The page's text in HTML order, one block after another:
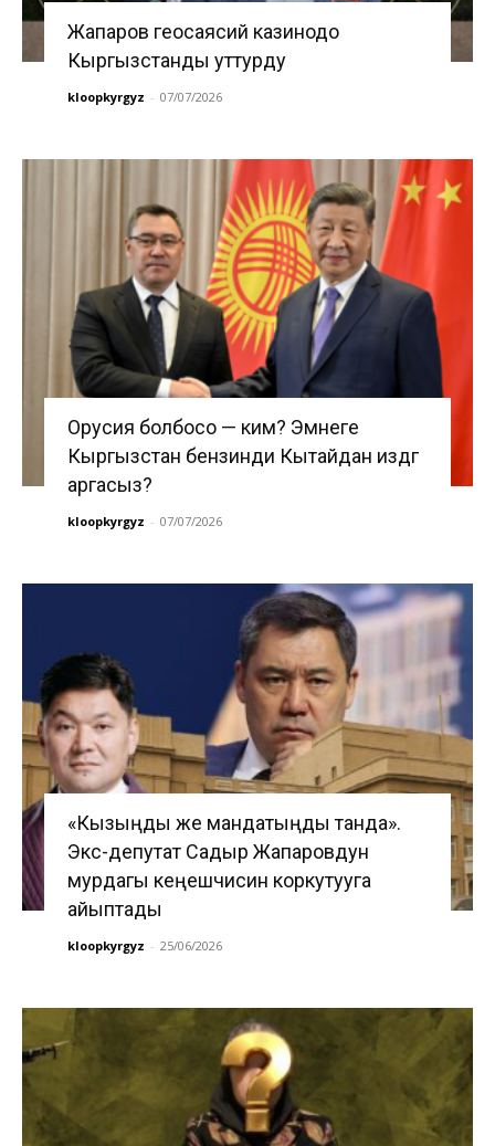
Жапаров геосаясий казинодо
Кыргызстанды уттурду
kloopkyrgyz - 07/07/2026
Орусия болбосо — ким? Эмнеге
Кыргызстан бензинди Кытайдан издөөгө
аргасыз?
kloopkyrgyz - 07/07/2026
«Кызыңды же мандатыңды танда».
Экс-депутат Садыр Жапаровдун
мурдагы кеңешчисин коркутууга
айыптады
kloopkyrgyz - 25/06/2026